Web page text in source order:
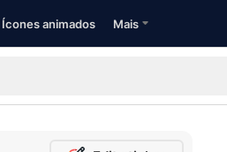
Ícones animados Mais